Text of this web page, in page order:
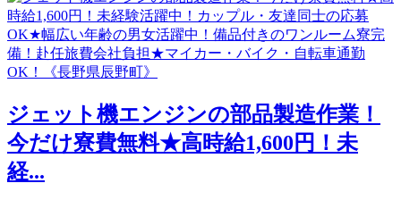
ジェット機エンジンの部品製造作業！
今だけ寮費無料★高時給1,600円！未
経...